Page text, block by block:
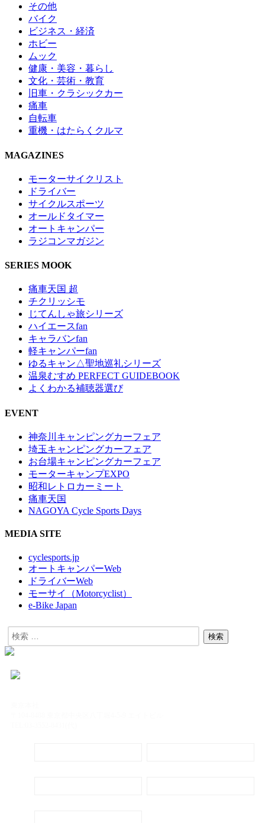
その他
バイク
ビジネス・経済
ホビー
ムック
健康・美容・暮らし
文化・芸術・教育
旧車・クラシックカー
痛車
自転車
重機・はたらくクルマ
MAGAZINES
モーターサイクリスト
ドライバー
サイクルスポーツ
オールドタイマー
オートキャンパー
ラジコンマガジン
SERIES MOOK
痛車天国 超
チクリッシモ
じてんしゃ旅シリーズ
ハイエースfan
キャラバンfan
軽キャンパーfan
ゆるキャン△聖地巡礼シリーズ
温泉むすめ PERFECT GUIDEBOOK
よくわかる補聴器選び
EVENT
神奈川キャンピングカーフェア
埼玉キャンピングカーフェア
お台場キャンピングカーフェア
モーターキャンプEXPO
昭和レトロカーミート
痛車天国
NAGOYA Cycle Sports Days
MEDIA SITE
cyclesports.jp
オートキャンパーWeb
ドライバーWeb
モーサイ（Motorcyclist）
e-Bike Japan